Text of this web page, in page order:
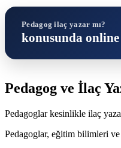
Pedagog ilaç yazar mı?
konusunda
Pedagog ve İlaç
Pedagoglar kesinlikle ilaç
Pedagoglar, eğitim bilimleri ve